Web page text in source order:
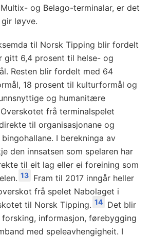
og Belago-terminalar, er det
løyve.
til Norsk Tipping blir fordelt
gitt 6,4 prosent til helse- og
Resten blir fordelt med 64
18 prosent til kulturformål og
og humanitære
Overskotet frå terminalspelet
til organisasjonane og
I berekninga av
den innsatsen som spelaren har
til eit lag eller ei foreining som
13 Fram til 2017 inngår heller
frå spelet Nabolaget i
til Norsk Tipping. 14 Det blir
informasjon, førebygging
med speleavhengigheit. I